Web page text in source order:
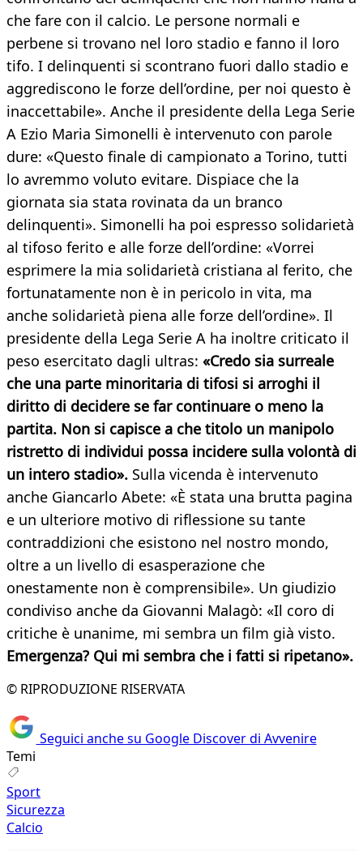
che fare con il calcio. Le persone normali e
perbene si trovano nel loro stadio e fanno il loro
tifo. I delinquenti si scontrano fuori dallo stadio e
aggrediscono le forze dell’ordine, per noi questo è
inaccettabile». Anche il presidente della Lega Serie
A Ezio Maria Simonelli è intervenuto con parole
dure: «Questo finale di campionato a Torino, tutti
lo avremmo voluto evitare. Dispiace che la
giornata sia stata rovinata da un branco
delinquenti». Simonelli ha poi espresso solidarietà
al tifoso ferito e alle forze dell’ordine: «Vorrei
esprimere la mia solidarietà cristiana al ferito, che
fortunatamente non è in pericolo in vita, ma
anche solidarietà piena alle forze dell’ordine». Il
presidente della Lega Serie A ha inoltre criticato il
peso esercitato dagli ultras: «Credo sia surreale
che una parte minoritaria di tifosi si arroghi il
diritto di decidere se far continuare o meno la
partita. Non si capisce a che titolo un manipolo
ristretto di individui possa incidere sulla volontà di
un intero stadio». Sulla vicenda è intervenuto
anche Giancarlo Abete: «È stata una brutta pagina
e un ulteriore motivo di riflessione su tante
contraddizioni che esistono nel nostro mondo,
oltre a un livello di esasperazione che
onestamente non è comprensibile». Un giudizio
condiviso anche da Giovanni Malagò: «Il coro di
critiche è unanime, mi sembra un film già visto.
Emergenza? Qui mi sembra che i fatti si ripetano».
© RIPRODUZIONE RISERVATA
Seguici anche su Google Discover di Avvenire
Temi
Sport
Sicurezza
Calcio